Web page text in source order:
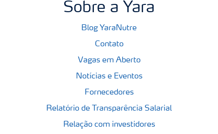
Sobre a Yara
Blog YaraNutre
Contato
Vagas em Aberto
Notícias e Eventos
Fornecedores
Relatório de Transparência Salarial
Relação com investidores